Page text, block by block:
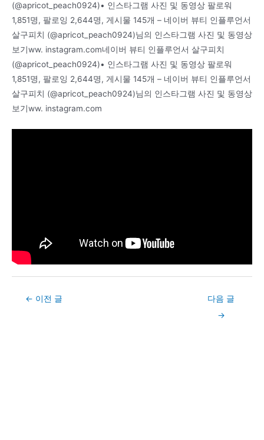
(@apricot_peach0924)• 인스타그램 사진 및 동영상 팔로워
1,851명, 팔로잉 2,644명, 게시물 145개 – 네이버 뷰티 인플루언서
살구피치 (@apricot_peach0924)님의 인스타그램 사진 및 동영상
보기ww. instagram.com네이버 뷰티 인플루언서 살구피치
(@apricot_peach0924)• 인스타그램 사진 및 동영상 팔로워
1,851명, 팔로잉 2,644명, 게시물 145개 – 네이버 뷰티 인플루언서
살구피치 (@apricot_peach0924)님의 인스타그램 사진 및 동영상
보기ww. instagram.com
Post← 이전 글
다음 글
→